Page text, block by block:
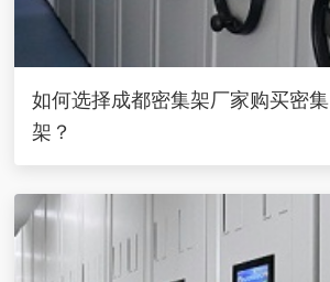
如何选择成都密集架厂家购买密集
架？